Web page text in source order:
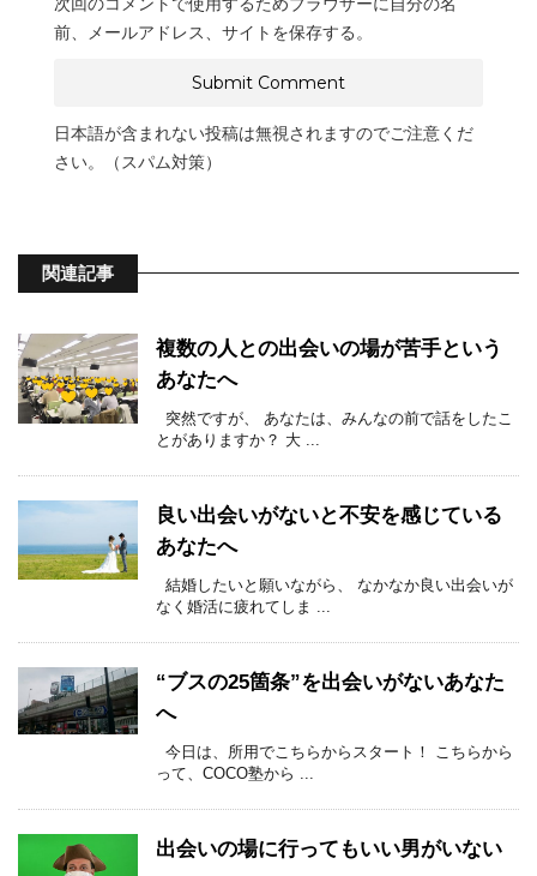
前、メールアドレス、サイトを保存する。
日本語が含まれない投稿は無視されますのでご注意くだ
さい。（スパム対策）
関連記事
複数の人との出会いの場が苦手という
あなたへ
突然ですが、 あなたは、みんなの前で話をしたこ
とがありますか？ 大 ...
良い出会いがないと不安を感じている
あなたへ
結婚したいと願いながら、 なかなか良い出会いが
なく婚活に疲れてしま ...
“ブスの25箇条”を出会いがないあなた
へ
今日は、所用でこちらからスタート！ こちらから
って、COCO塾から ...
出会いの場に行ってもいい男がいない